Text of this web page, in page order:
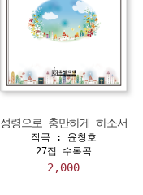
성령으로 충만하게 하소서
작곡 : 윤창호
27집 수록곡
2,000